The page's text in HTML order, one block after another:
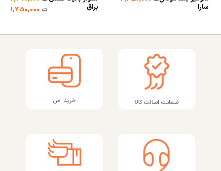
سارا
براق
ت1,450,000
ضمانت اصالت کالا خرید امن